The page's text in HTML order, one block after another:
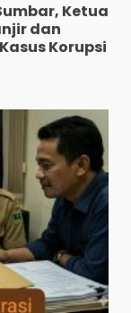
Ketua
dan
Korupsi